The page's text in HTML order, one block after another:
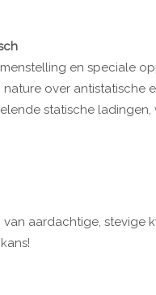
en speciale
nature over antistatische
statische
van aardachtige,